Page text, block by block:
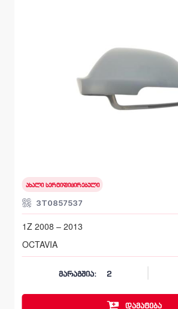
ახალი სერტიფიცირებული
3T0857537
1Z 2008 – 2013
OCTAVIA
მარაგშია: 2
დამატება